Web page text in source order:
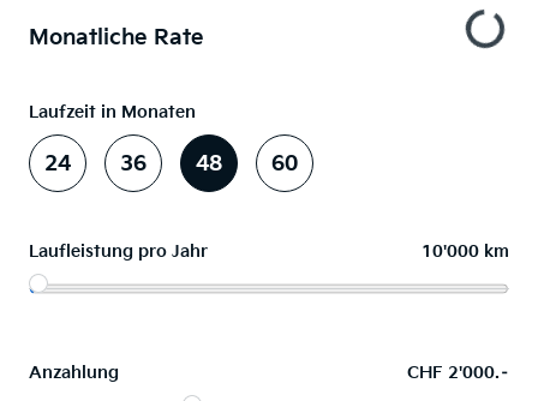
Monatliche Rate
Laufzeit in Monaten
24 36 48 60
Laufleistung pro Jahr 10'000 km
Anzahlung CHF 2'000.–